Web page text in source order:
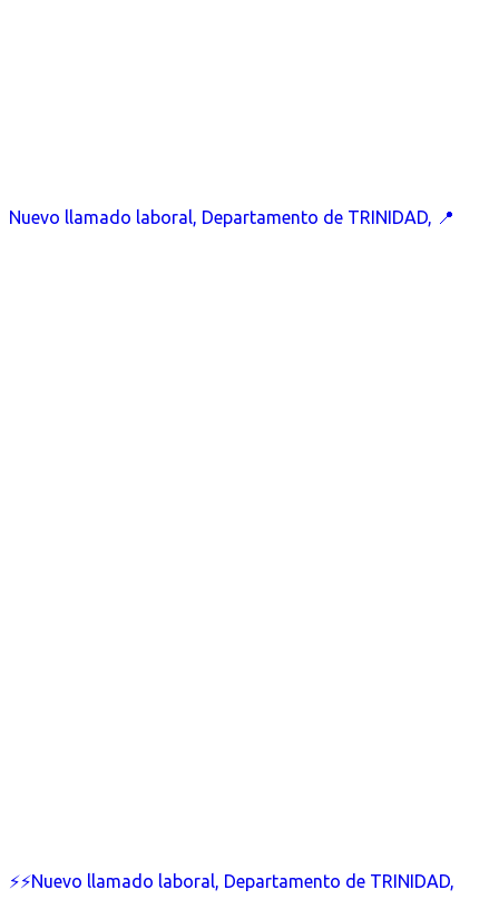
Nuevo llamado laboral, Departamento de TRINIDAD, 📍
⚡⚡Nuevo llamado laboral, Departamento de TRINIDAD,